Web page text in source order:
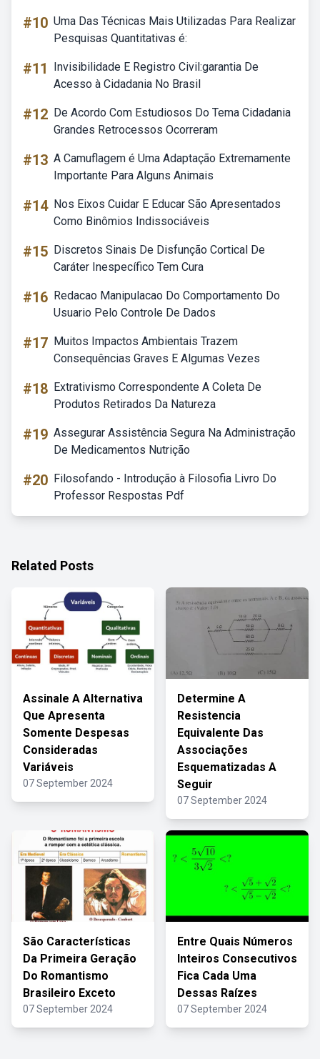
#10 Uma Das Técnicas Mais Utilizadas Para Realizar
Pesquisas Quantitativas é:
#11
Invisibilidade E Registro Civil:garantia De
Acesso à Cidadania No Brasil
#12 De Acordo Com Estudiosos Do Tema Cidadania
Grandes Retrocessos Ocorreram
#13 A Camuflagem é Uma Adaptação Extremamente
Importante Para Alguns Animais
#14 Nos Eixos Cuidar E Educar São Apresentados
Como Binômios Indissociáveis
#15 Discretos Sinais De Disfunção Cortical De
Caráter Inespecífico Tem Cura
#16 Redacao Manipulacao Do Comportamento Do
Usuario Pelo Controle De Dados
#17 Muitos Impactos Ambientais Trazem
Consequências Graves E Algumas Vezes
#18 Extrativismo Correspondente A Coleta De
Produtos Retirados Da Natureza
#19 Assegurar Assistência Segura Na Administração
De Medicamentos Nutrição
#20 Filosofando - Introdução à Filosofia Livro Do
Professor Respostas Pdf
Related Posts
Assinale A Alternativa
Que Apresenta
Somente Despesas
Consideradas
Variáveis
07 September 2024
Determine A
Resistencia
Equivalente Das
Associações
Esquematizadas A
Seguir
07 September 2024
São Características
Da Primeira Geração
Do Romantismo
Brasileiro Exceto
07 September 2024
Entre Quais Números
Inteiros Consecutivos
Fica Cada Uma
Dessas Raízes
07 September 2024